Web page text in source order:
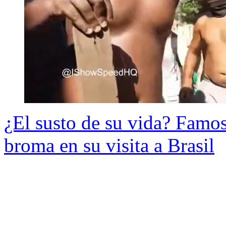
¿El susto de su vida?
broma en su visita a Brasil